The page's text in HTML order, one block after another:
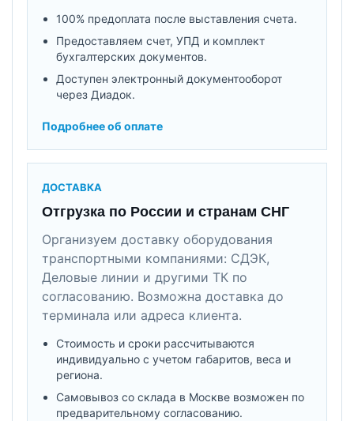
100% предоплата после выставления счета.
Предоставляем счет, УПД и комплект
бухгалтерских документов.
Доступен электронный документооборот
через Диадок.
Подробнее об оплате
ДОСТАВКА
Отгрузка по России и странам СНГ
Организуем доставку оборудования
транспортными компаниями: СДЭК,
Деловые линии и другими ТК по
согласованию. Возможна доставка до
терминала или адреса клиента.
Стоимость и сроки рассчитываются
индивидуально с учетом габаритов, веса и
региона.
Самовывоз со склада в Москве возможен по
предварительному согласованию.